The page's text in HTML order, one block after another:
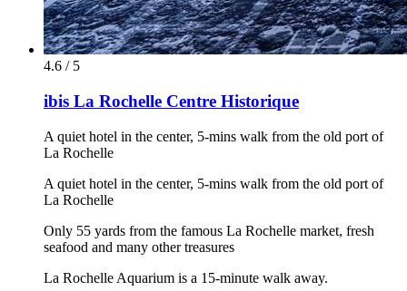
4.6 / 5
ibis La Rochelle Centre Historique
A quiet hotel in the center, 5-mins walk from the old port of
La Rochelle
A quiet hotel in the center, 5-mins walk from the old port of
La Rochelle
Only 55 yards from the famous La Rochelle market, fresh
seafood and many other treasures
La Rochelle Aquarium is a 15-minute walk away.